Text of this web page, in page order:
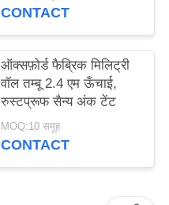
CONTACT
ऑक्सफ़ोर्ड फैब्रिक मिलिट्री
वॉल तम्बू 2.4 एम ऊँचाई,
रुस्टप्रूफ सैन्य अंक टेंट
MOQ:10 समूह
CONTACT